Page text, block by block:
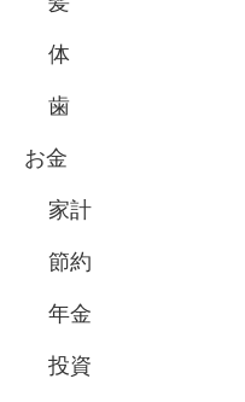
体
歯
お金
家計
節約
年金
投資